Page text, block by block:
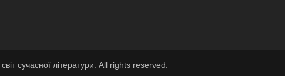
сучасної літератури. All rights reserved.